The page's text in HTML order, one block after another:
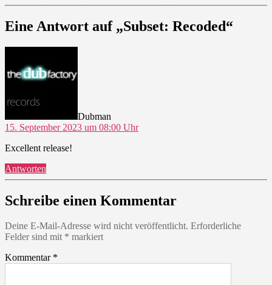
Eine Antwort auf „Subset: Recoded“
Dubman
15. September 2023 um 08:00 Uhr
Excellent release!
Antworten
Schreibe einen Kommentar
Deine E-Mail-Adresse wird nicht veröffentlicht. Erforderliche
Felder sind mit * markiert
Kommentar *